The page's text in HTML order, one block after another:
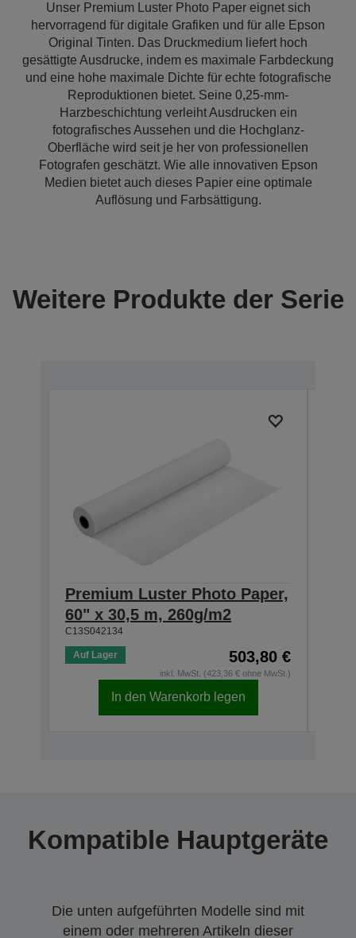
Unser Premium Luster Photo Paper eignet sich
hervorragend für digitale Grafiken und für alle Epson
Original Tinten. Das Druckmedium liefert hoch
gesättigte Ausdrucke, indem es maximale Farbdeckung
und eine hohe maximale Dichte für echte fotografische
Reproduktionen bietet. Seine 0,25-mm-
Harzbeschichtung verleiht Ausdrucken ein
fotografisches Aussehen und die Hochglanz-
Oberfläche wird seit je her von professionellen
Fotografen geschätzt. Wie alle innovativen Epson
Medien bietet auch dieses Papier eine optimale
Auflösung und Farbsättigung.
Weitere Produkte der Serie
Premium Luster Photo Paper,
60" x 30,5 m, 260g/m2
C13S042134
Auf Lager 503,80 €
inkl. MwSt. (423,36 € ohne MwSt.)
In den Warenkorb legen
Kompatible Hauptgeräte
Die unten aufgeführten Modelle sind mit
einem oder mehreren Artikeln dieser